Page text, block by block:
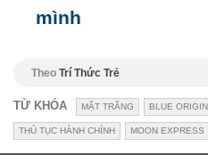
mình
Theo Trí Thức Trẻ
TỪ KHÓA MẶT TRĂNG BLUE ORIGIN
THỦ TỤC HÀNH CHÍNH MOON EXPRESS